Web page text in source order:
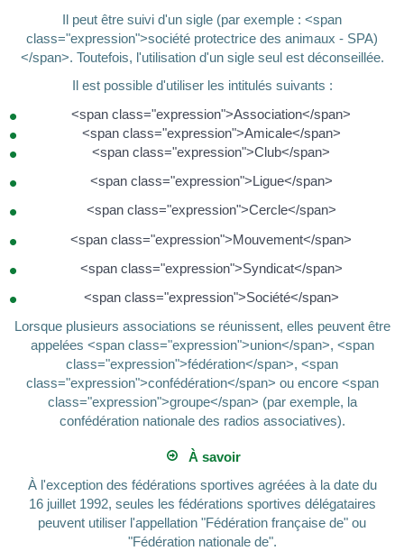
Il peut être suivi d'un sigle (par exemple : <span
class="expression">société protectrice des animaux - SPA)
</span>. Toutefois, l'utilisation d'un sigle seul est déconseillée.
Il est possible d'utiliser les intitulés suivants :
<span class="expression">Association</span>
<span class="expression">Amicale</span>
<span class="expression">Club</span>
<span class="expression">Ligue</span>
<span class="expression">Cercle</span>
<span class="expression">Mouvement</span>
<span class="expression">Syndicat</span>
<span class="expression">Société</span>
Lorsque plusieurs associations se réunissent, elles peuvent être
appelées <span class="expression">union</span>, <span
class="expression">fédération</span>, <span
class="expression">confédération</span> ou encore <span
class="expression">groupe</span> (par exemple, la
confédération nationale des radios associatives).
À savoir
À l'exception des fédérations sportives agréées à la date du
16 juillet 1992, seules les fédérations sportives délégataires
peuvent utiliser l'appellation "Fédération française de" ou
"Fédération nationale de".